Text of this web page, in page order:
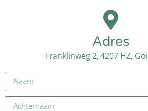
Adres
Franklinweg 2, 4207 HZ,